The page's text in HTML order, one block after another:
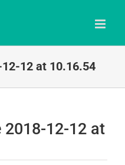
12 at 10.16.54
12-12 at